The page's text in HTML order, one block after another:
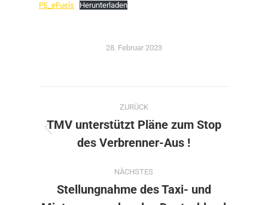
PE_eFuels Herunterladen
28. Februar 2023
Kommentarnavigation
ZURÜCK
Beitrag:
TMV unterstützt Pläne zum Stop
des Verbrenner-Aus !
NÄCHSTES
Stellungnahme des Taxi- und